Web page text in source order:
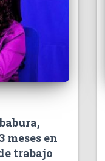
meses en
trabajo